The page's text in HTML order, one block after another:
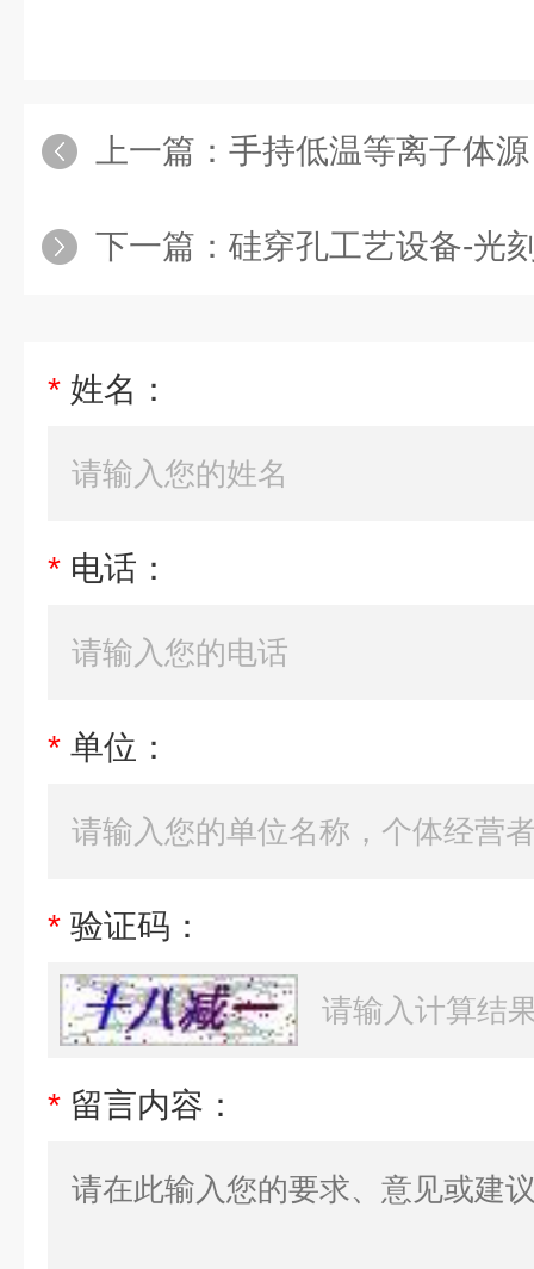
上一篇： 手持低温等离子体源
下一篇： 硅穿孔工艺设备-光
* 姓名：
* 电话：
* 单位：
* 验证码：
* 留言内容：